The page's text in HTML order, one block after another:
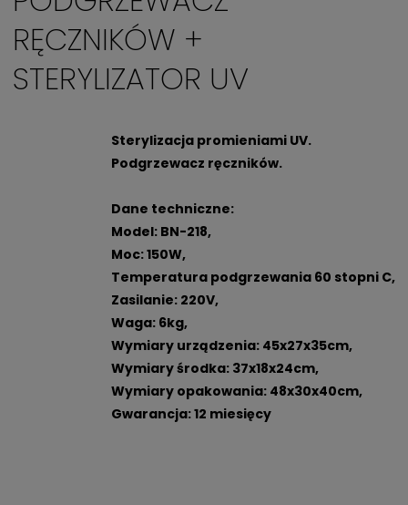
RĘCZNIKÓW +
STERYLIZATOR UV
Sterylizacja promieniami UV.
Podgrzewacz ręczników.
Dane techniczne:
Model: BN-218,
Moc: 150W,
Temperatura podgrzewania 60 stopni C,
Zasilanie: 220V,
Waga: 6kg,
Wymiary urządzenia: 45x27x35cm,
Wymiary środka: 37x18x24cm,
Wymiary opakowania: 48x30x40cm,
Gwarancja: 12 miesięcy